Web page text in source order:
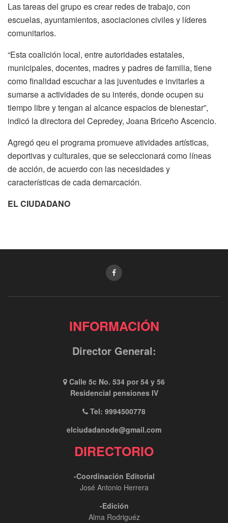
Las tareas del grupo es crear redes de trabajo, con
escuelas, ayuntamientos, asociaciones civiles y líderes
comunitarios.
“Esta coalición local, entre autoridades estatales,
municipales, docentes, madres y padres de familia, tiene
como finalidad escuchar a las juventudes e invitarles a
sumarse a actividades de su interés, donde ocupen su
tiempo libre y tengan al alcance espacios de bienestar”,
indicó la directora del Cepredey, Joana Briceño Ascencio.
Agregó qeu el programa promueve atividades artísticas,
deportivas y culturales, que se seleccionará como líneas
de acción, de acuerdo con las necesidades y
características de cada demarcación.
EL CIUDADANO
INFORMACIÓN
Director General:
Calle 5c No. 534 por 54 y 56
Residencial pensiones IV
Tel: 9994500778
elciudadanode@gmail.com
DIRECTORIO
-Coordinación Editorial
José Antonio Herrera
-Edición
Alma Rodriguéz